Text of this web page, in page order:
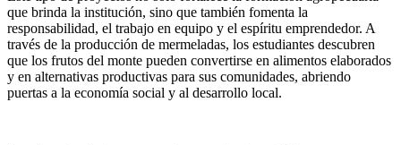
que brinda la institución, sino que también fomenta la
responsabilidad, el trabajo en equipo y el espíritu emprendedor. A
través de la producción de mermeladas, los estudiantes descubren
que los frutos del monte pueden convertirse en alimentos elaborados
y en alternativas productivas para sus comunidades, abriendo
puertas a la economía social y al desarrollo local.